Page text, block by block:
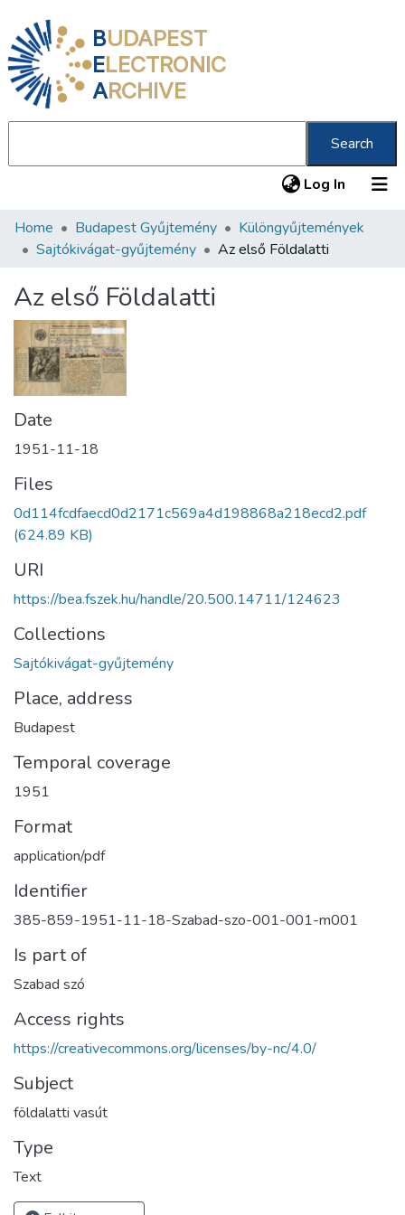
BUDAPEST
ELECTRONIC
ARCHIVE
Search
Log In (current)
Communities & Collections
Statistics
About us
Home Budapest Gyűjtemény
Különgyűjtemények
Sajtókivágat-gyűjtemény
Az első Földalatti
Az első Földalatti
Date
1951-11-18
Files
0d114fcdfaecd0d2171c569a4d198868a218ecd2.pdf
(624.89 KB)
URI
https://bea.fszek.hu/handle/20.500.14711/124623
Collections
Sajtókivágat-gyűjtemény
Place, address
Budapest
Temporal coverage
1951
Format
application/pdf
Identifier
385-859-1951-11-18-Szabad-szo-001-001-m001
Is part of
Szabad szó
Access rights
https://creativecommons.org/licenses/by-nc/4.0/
Subject
földalatti vasút
Type
Text